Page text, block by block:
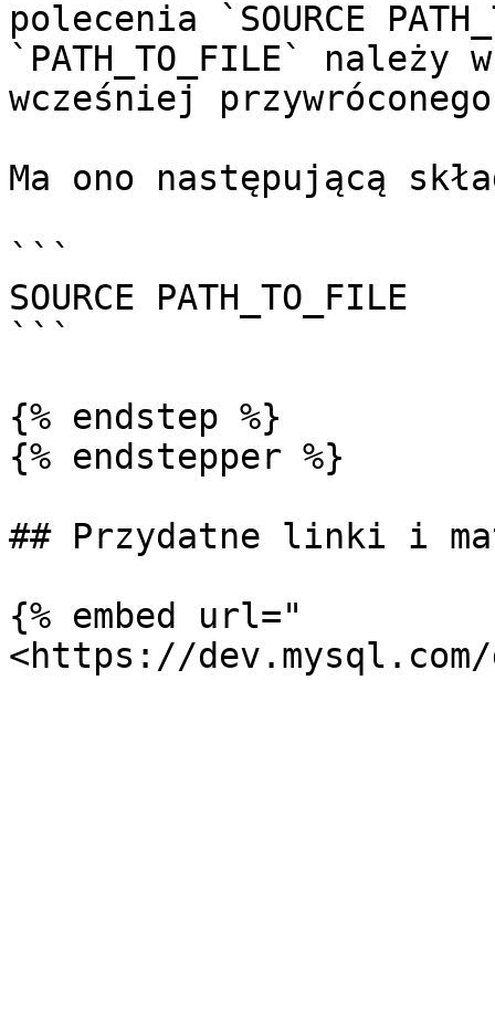
polecenia `SOURCE
`PATH_TO_FILE`
wcześniej
Ma ono następującą
```
SOURCE PATH_TO_FILE
```
{% endstep %}
{% endstepper %}
## Przydatne linki i
{% embed url="